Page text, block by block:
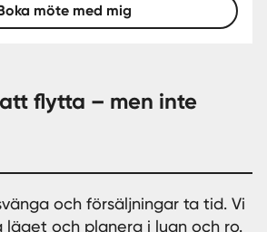
möte med mig
flytta – men inte
och försäljningar ta tid. Vi
läget och planera i lugn och ro.